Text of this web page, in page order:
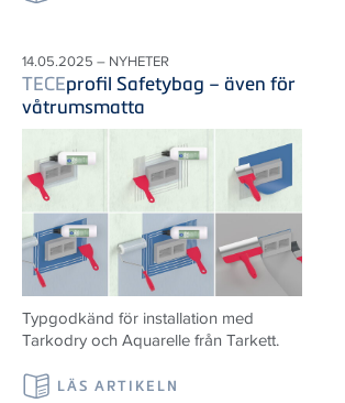
14.05.2025 – NYHETER
TECEprofil Safetybag – även för
våtrumsmatta
Typgodkänd för installation med
Tarkodry och Aquarelle från Tarkett.
LÄS ARTIKELN